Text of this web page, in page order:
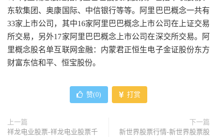
东软集团、奥康国际、中信银行等等。阿里巴巴概念一共有
33家上市公司，其中16家阿里巴巴概念上市公司在上证交易
所交易，另外17家阿里巴巴概念上市公司在深交所交易。阿
里概念股名单互联网金融：内蒙君正恒生电子金证股份东方
财富东信和平、恒宝股份。
赞(0) 打赏
上一篇
祥龙电业股票-祥龙电业股票千
下一篇
新世界股票行情-新世界股票股